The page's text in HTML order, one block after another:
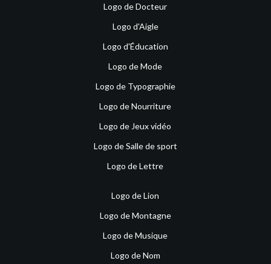
Logo de Docteur
Logo d'Aigle
Logo d'Éducation
Logo de Mode
Logo de Typographie
Logo de Nourriture
Logo de Jeux vidéo
Logo de Salle de sport
Logo de Lettre
Logo de Lion
Logo de Montagne
Logo de Musique
Logo de Nom